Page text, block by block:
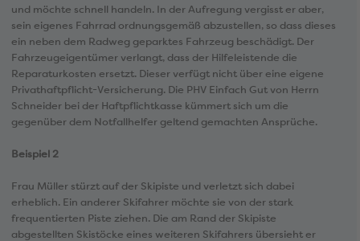
und möchte schnell handeln. In der Aufregung vergisst er aber,
sein eigenes Fahrrad ordnungsgemäß abzustellen, so dass dieses
ein neben dem Radweg geparktes Fahrzeug beschädigt. Der
Fahrzeugeigentümer verlangt, dass der Hilfeleistende die
Reparaturkosten ersetzt. Dieser verfügt nicht über eine eigene
Privathaftpflicht-Versicherung. Die PHV Einfach Gut von Herrn
Schneider bei der Haftpflichtkasse kümmert sich um die
gegenüber dem Notfallhelfer geltend gemachten Ansprüche.
Beispiel 2
Frau Müller stürzt auf der Skipiste und verletzt sich dabei
erheblich. Ein anderer Skifahrer möchte sie von der stark
frequentierten Piste ziehen. Die am Rand der Skipiste
abgestellten Skistöcke eines weiteren Skifahrers übersieht er